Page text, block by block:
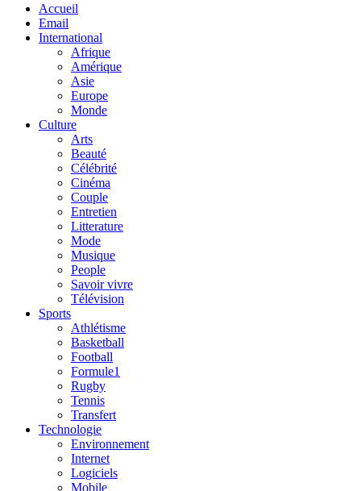
Accueil
Email
International
Afrique
Amérique
Asie
Europe
Monde
Culture
Arts
Beauté
Célébrité
Cinéma
Couple
Entretien
Litterature
Mode
Musique
People
Savoir vivre
Télévision
Sports
Athlétisme
Basketball
Football
Formule1
Rugby
Tennis
Transfert
Technologie
Environnement
Internet
Logiciels
Mobile